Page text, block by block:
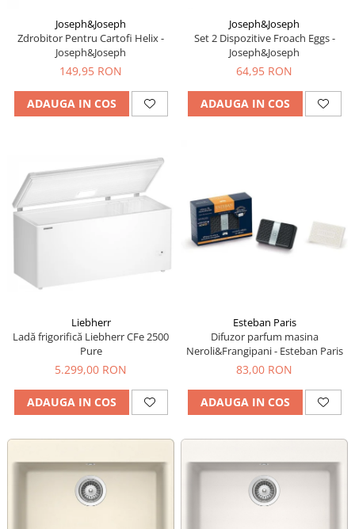
Joseph&Joseph
Zdrobitor Pentru Cartofi Helix -
Joseph&Joseph
149,95 RON
ADAUGA IN COS
Joseph&Joseph
Set 2 Dispozitive Froach Eggs -
Joseph&Joseph
64,95 RON
ADAUGA IN COS
Liebherr
Ladă frigorifică Liebherr CFe 2500
Pure
5.299,00 RON
ADAUGA IN COS
Esteban Paris
Difuzor parfum masina
Neroli&Frangipani - Esteban Paris
83,00 RON
ADAUGA IN COS